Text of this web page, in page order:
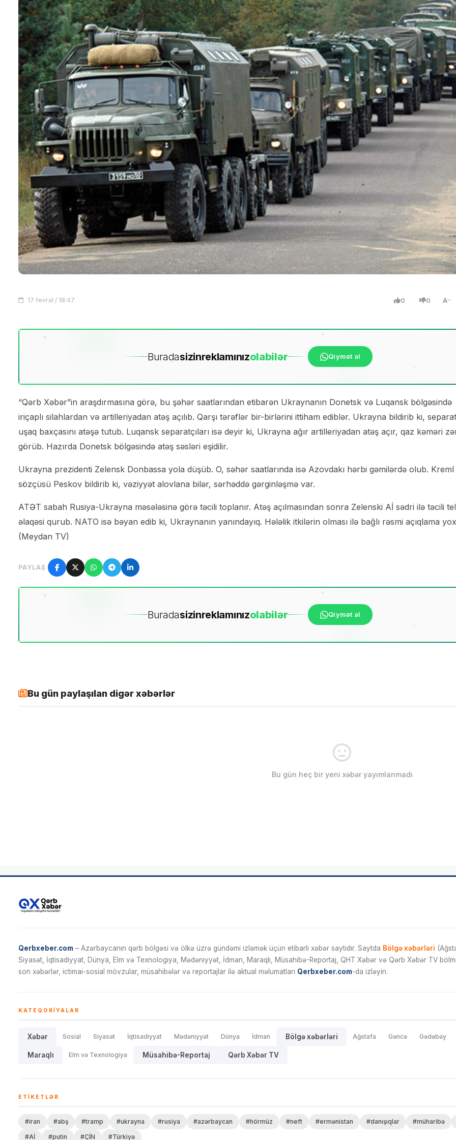
17 fevral / 18:47 0 0 A
Buradasizinreklamınızolabilər Qiymət al
“Qərb Xəbər”in araşdırmasına görə, bu şəhər saatlarından etibarən Ukraynanın Donetsk və Luqansk bölgəsində
iriçaplı silahlardan və artilleriyadan atəş açılıb. Qarşı tərəflər bir-birlərini ittiham ediblər. Ukrayna bildirib ki,
uşaq baxçasını atəşə tutub. Luqansk separatçıları isə deyir ki, Ukrayna ağır artilleriyadan atəş açır, qaz kəməri
görüb. Hazırda Donetsk bölgəsində atəş səsləri eşidilir.
Ukrayna prezidenti Zelensk Donbassa yola düşüb. O, səhər saatlarında isə Azovdakı hərbi gəmilərdə olub. Kreml
sözçüsü Peskov bildirib ki, vəziyyət alovlana bilər, sərhəddə gərginləşmə var.
ATƏT sabah Rusiya-Ukrayna məsələsinə görə təcili toplanır. Atəş açılmasından sonra Zelenski Aİ sədri ilə təcili
əlaqəsi qurub. NATO isə bəyan edib ki, Ukraynanın yanındayıq. Hələlik itkilərin olması ilə bağlı rəsmi açıqlama
(Meydan TV)
PAYLAŞ
Buradasizinreklamınızolabilər Qiymət al
Bu gün paylaşılan digər xəbərlər
Bu gün heç bir yeni xəbər yayımlanmadı
Qerbxeber.com – Azərbaycanın qərb bölgəsi və ölkə üzrə gündəmi izləmək üçün etibarlı xəbər saytıdır. Saytda Bölgə xəbərləri
Siyasət, İqtisadiyyat, Dünya, Elm və Texnologiya, Mədəniyyət, İdman, Maraqlı, Müsahibə-Reportaj, QHT Xəbər və Qərb Xəbər TV
son xəbərlər, ictimai-sosial mövzular, müsahibələr və reportajlar ilə aktual məlumatları Qerbxeber.com-da izləyin.
KATEQORIYALAR
Xəbər Sosial Siyasət İqtisadiyyat Mədəniyyət Dünya İdman Bölgə xəbərləri Ağstafa Gəncə Gədəbəy
Maraqlı Elm və Texnologiya Müsahibə-Reportaj Qərb Xəbər TV
ETIKETLƏR
#iran #abş #tramp #ukrayna #rusiya #azərbaycan #hörmüz #neft #ermənistan #danışıqlar #müharibə
#Aİ
#putin #ÇİN #Türkiyə